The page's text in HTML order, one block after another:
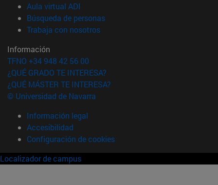
Aula virtual ADI
Búsqueda de personas(abre en nueva ventana)
Trabaja con nosotros(abre en nueva ventana)
Información
TFNO +34 948 42 56 00
¿QUÉ GRADO TE INTERESA?
¿QUÉ MÁSTER TE INTERESA?
© Universidad de Navarra
Información legal
Accesibilidad
Configuración de cookies
Localizador de campus